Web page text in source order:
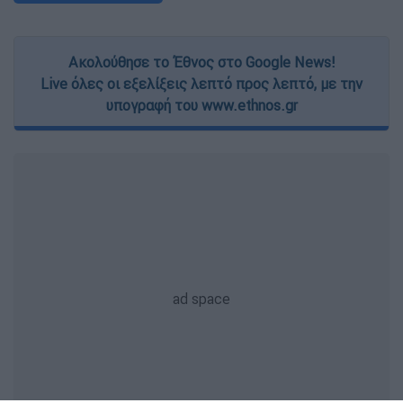
Ακολούθησε το Έθνος στο Google News!
Live όλες οι εξελίξεις λεπτό προς λεπτό, με την
υπογραφή του www.ethnos.gr